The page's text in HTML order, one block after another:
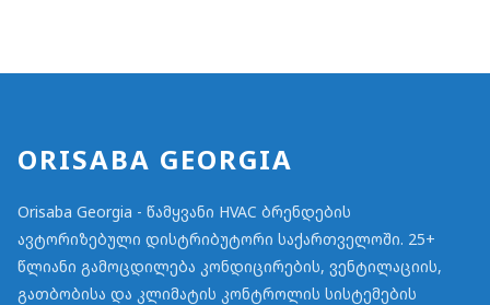
ORISABA GEORGIA
Orisaba Georgia - წამყვანი HVAC ბრენდების
ავტორიზებული დისტრიბუტორი საქართველოში. 25+
წლიანი გამოცდილება კონდიცირების, ვენტილაციის,
გათბობისა და კლიმატის კონტროლის სისტემების